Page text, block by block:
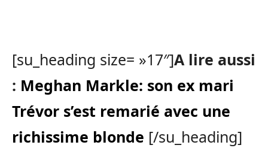
[su_heading size= »17″]A lire aussi
: Meghan Markle: son ex mari
Trévor s’est remarié avec une
richissime blonde [/su_heading]